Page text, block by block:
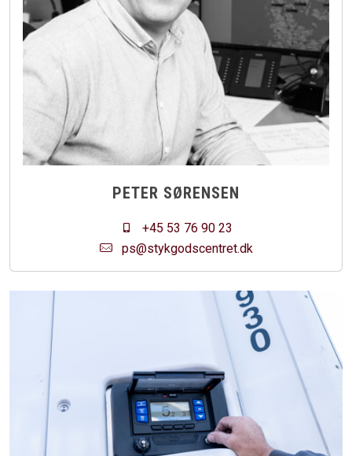
PETER SØRENSEN
+45 53 76 90 23
ps@stykgodscentret.dk